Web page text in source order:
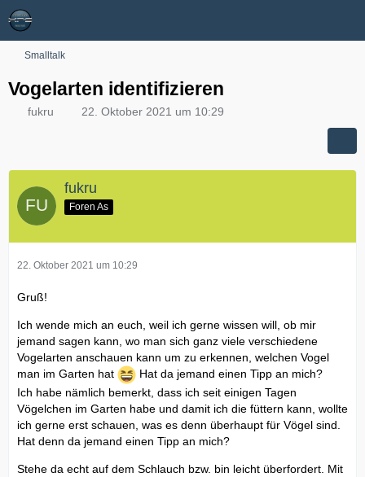
Smalltalk
Vogelarten identifizieren
fukru 22. Oktober 2021 um 10:29
fukru
Foren As
22. Oktober 2021 um 10:29
Gruß!
Ich wende mich an euch, weil ich gerne wissen will, ob mir
jemand sagen kann, wo man sich ganz viele verschiedene
Vogelarten anschauen kann um zu erkennen, welchen Vogel
man im Garten hat
Hat da jemand einen Tipp an mich?
Ich habe nämlich bemerkt, dass ich seit einigen Tagen
Vögelchen im Garten habe und damit ich die füttern kann, wollte
ich gerne erst schauen, was es denn überhaupt für Vögel sind.
Hat denn da jemand einen Tipp an mich?
Stehe da echt auf dem Schlauch bzw. bin leicht überfordert. Mit